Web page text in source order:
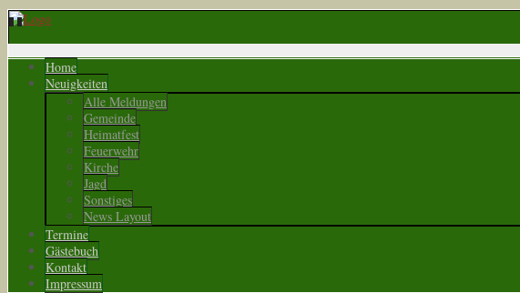
Home
Neuigkeiten
Alle Meldungen
Gemeinde
Heimatfest
Feuerwehr
Kirche
Jagd
Sonstiges
News Layout
Termine
Gästebuch
Kontakt
Impressum